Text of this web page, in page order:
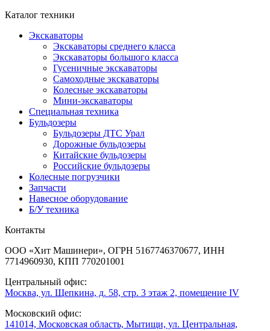
Каталог техники
Экскаваторы
Экскаваторы среднего класса
Экскаваторы большого класса
Гусеничные экскаваторы
Самоходные экскаваторы
Колесные экскаваторы
Мини-экскаваторы
Специальная техника
Бульдозеры
Бульдозеры ДТС Урал
Дорожные бульдозеры
Китайские бульдозеры
Российские бульдозеры
Колесные погрузчики
Запчасти
Навесное оборудование
Б/У техника
Контакты
ООО «Хит Машинери», ОГРН 5167746370677, ИНН
7714960930, КПП 770201001
Центральный офис:
Москва, ул. Щепкина, д. 58, стр. 3 этаж 2, помещение IV
Московский офис:
141014, Московская область, Мытищи, ул. Центральная,